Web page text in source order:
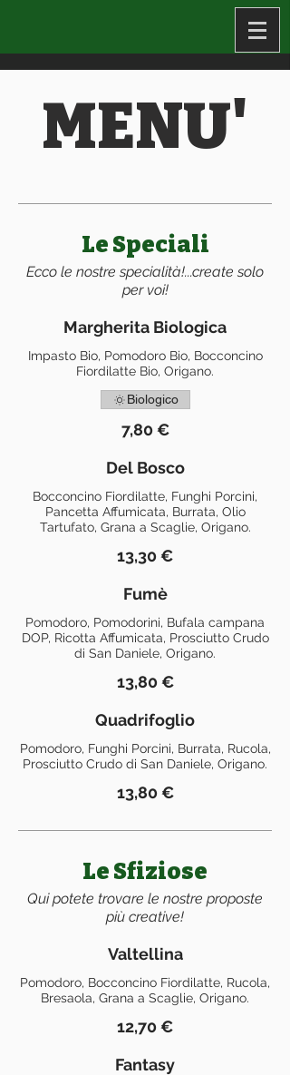
MENU'
Le Speciali
Ecco le nostre specialità!...create solo
per voi!
Margherita Biologica
Impasto Bio, Pomodoro Bio, Bocconcino
Fiordilatte Bio, Origano.
7,80 €
Biologico
Del Bosco
Bocconcino Fiordilatte, Funghi Porcini,
Pancetta Affumicata, Burrata, Olio
Tartufato, Grana a Scaglie, Origano.
13,30 €
Fumè
Pomodoro, Pomodorini, Bufala campana
DOP, Ricotta Affumicata, Prosciutto Crudo
di San Daniele, Origano.
13,80 €
Quadrifoglio
Pomodoro, Funghi Porcini, Burrata, Rucola,
Prosciutto Crudo di San Daniele, Origano.
13,80 €
Le Sfiziose
Qui potete trovare le nostre proposte
più creative!
Valtellina
Pomodoro, Bocconcino Fiordilatte, Rucola,
Bresaola, Grana a Scaglie, Origano.
12,70 €
Fantasy